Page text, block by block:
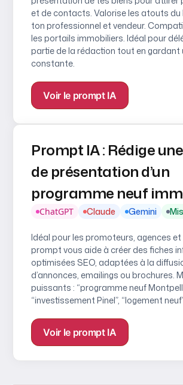
et de contacts. Valorise les atouts du
ton professionnel et vendeur.
les portails immobiliers. Idéal pour
partie de la rédaction tout en gardant
constante.
Voir le prompt IA
Prompt IA : Rédige
de présentation d’un
programme neuf
ChatGPT Claude Gemini
Idéal pour les promoteurs, agences
prompt vous aide à créer des fiches
optimisées SEO, adaptées à la
d’annonces, emailings ou brochures.
puissants : “programme neuf
“investissement Pinel”, “logement
Voir le prompt IA